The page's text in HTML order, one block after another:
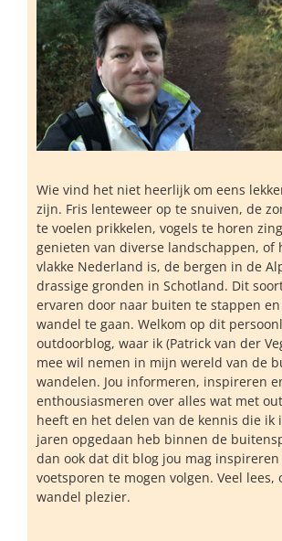
Wie vind het niet heerlijk om eens
zijn. Fris lenteweer op te snuiven, de
te voelen prikkelen, vogels te horen
genieten van diverse landschappen, of
vlakke Nederland is, de bergen in de
drassige gronden in Schotland. Dit
ervaren door naar buiten te stappen
wandel te gaan. Welkom op dit
outdoorblog, waar ik (Patrick van der
mee wil nemen in mijn wereld van de
wandelen. Jou informeren, inspireren
enthousiasmeren over alles wat met
heeft en het delen van de kennis die ik
jaren opgedaan heb binnen de
dan ook dat dit blog jou mag
voetsporen te mogen volgen. Veel lees,
wandel plezier.